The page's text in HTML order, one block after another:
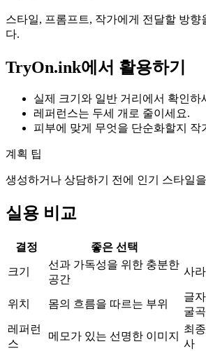
스타일, 프롬프트, 작가에게 전달할 방향
다.
TryOn.ink에서 활용하기
실제 크기와 일반 거리에서 확인하
레퍼런스는 두세 개로 줄이세요.
피부에 맞게 무엇을 단순화할지 작
계획 팁
생성하거나 상담하기 전에 인기 스타일
실용 비교
결정 좋은 선택
크기
선과 가독성을 위한 충분한
공간
사
위치 몸의 흐름을 따르는 부위
글
굴곡
레퍼런
스
메모가 있는 선명한 이미지
최
사